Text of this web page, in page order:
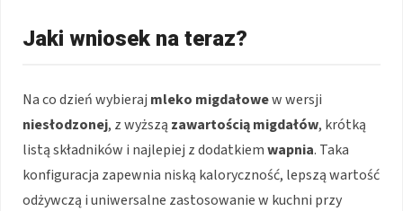
Jaki wniosek na teraz?
Na co dzień wybieraj mleko migdałowew wersji
niesłodzonej, z wyższą zawartością migdałów, krótką
listą składników i najlepiej z dodatkiemwapnia. Taka
konfiguracja zapewnia niską kaloryczność, lepszą wartość
odżywczą i uniwersalne zastosowanie w kuchni przy